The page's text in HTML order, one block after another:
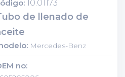
10.01173
de llenado de
Mercedes-Benz
no: